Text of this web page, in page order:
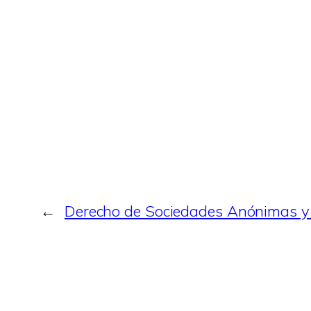
← Derecho de Sociedades Anónimas